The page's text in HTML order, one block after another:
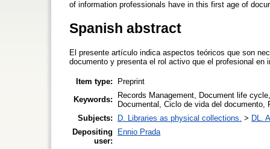
of information professionals have in this first age of
Spanish abstract
El presente artículo indica aspectos teóricos que son
documento y presenta el rol activo que el profesional
Item type:
Preprint
Keywords:
Records Management, Document life
Documental, Ciclo de vida del
Subjects:
D. Libraries as physical collections. > DL.
Depositing
user:
Ennio Prada